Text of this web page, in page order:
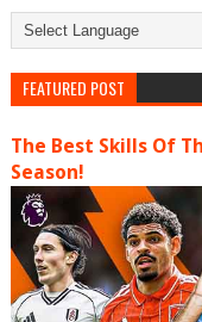
FEATURED POST
The Best Skills Of
Season!